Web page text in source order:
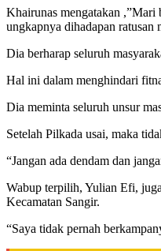
Khairunas mengatakan ,”Mari
ungkapnya dihadapan ratusan
Dia berharap seluruh
Hal ini dalam menghindari
Dia meminta seluruh unsur
Setelah Pilkada usai, maka
“Jangan ada dendam dan
Wabup terpilih, Yulian Efi,
Kecamatan Sangir.
“Saya tidak pernah